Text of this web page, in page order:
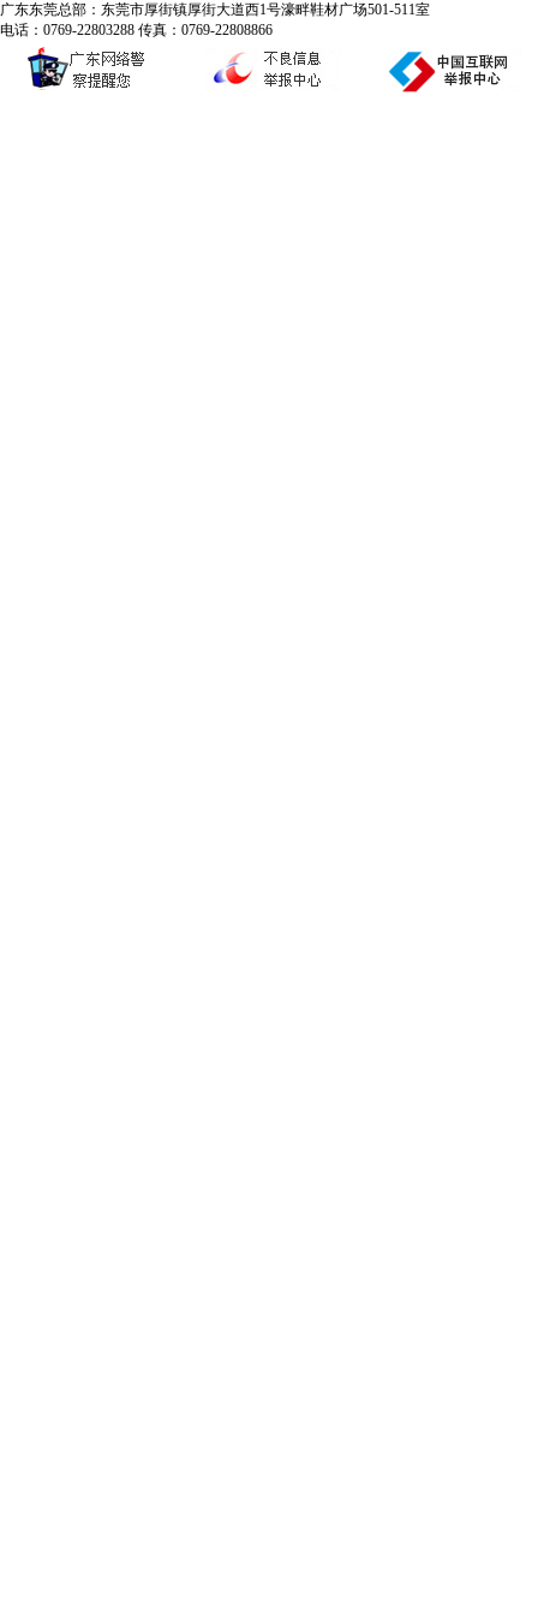
广东东莞总部：东莞市厚街镇厚街大道西1号濠畔鞋材广场501-511室
电话：0769-22803288 传真：0769-22808866